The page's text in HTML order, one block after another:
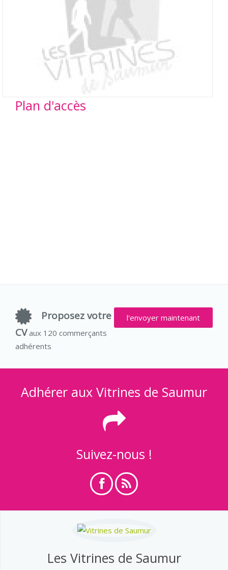
Plan d'accès
l'envoyer maintenant
Proposez votre
CVaux 120 commerçants
adhérents
Adhérer aux Vitrines de Saumur
Suivez-nous !
Les Vitrines de Saumur